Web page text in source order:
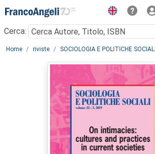
Menu
Cerca:
Main content
Home riviste SOCIOLOGIA E POLITICHE SOCIALI